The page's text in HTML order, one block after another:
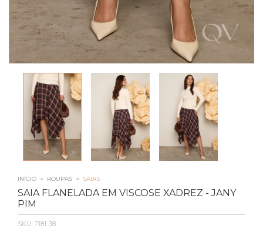
INÍCIO > ROUPAS > SAIAS
SAIA FLANELADA EM VISCOSE XADREZ - JANY
PIM
SKU: 7181-38